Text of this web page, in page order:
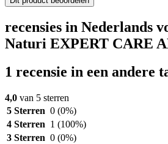
recensies in Nederlands
Naturi EXPERT CARE
1 recensie in een andere
4,0 van 5 sterren
5 Sterren 0 (0%)
4 Sterren 1 (100%)
3 Sterren 0 (0%)